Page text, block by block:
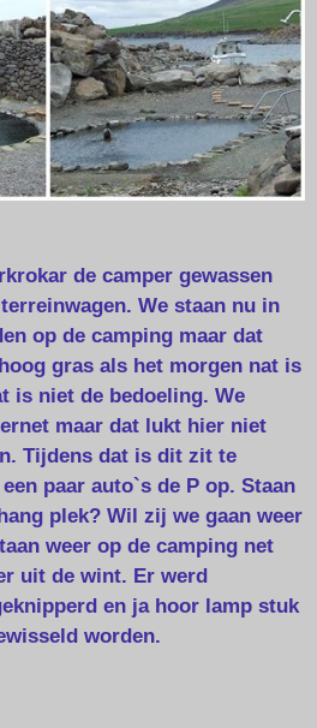
de camper gewassen
We staan nu in
op de camping maar dat
gras als het morgen nat is
is niet de bedoeling. We
maar dat lukt hier niet
Tijdens dat is dit zit te
paar auto`s de P op. Staan
plek? Wil zij we gaan weer
weer op de camping net
uit de wint. Er werd
en ja hoor lamp stuk
worden.